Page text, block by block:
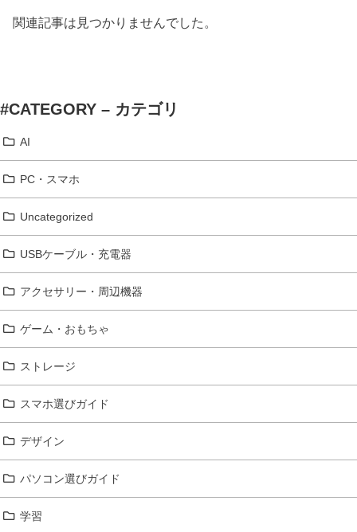
関連記事は見つかりませんでした。
#CATEGORY – カテゴリ
AI
PC・スマホ
Uncategorized
USBケーブル・充電器
アクセサリー・周辺機器
ゲーム・おもちゃ
ストレージ
スマホ選びガイド
デザイン
パソコン選びガイド
学習